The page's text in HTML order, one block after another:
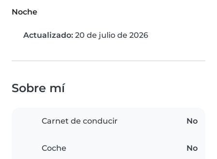
Noche
Actualizado: 20 de julio de 2026
Sobre mí
Carnet de conducir No
Coche No